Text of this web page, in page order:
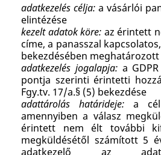
adatkezelés célja: a vásárlói
elintézése
kezelt adatok köre: az érintett
címe, a panasszal
bekezdésében
adatkezelés jogalapja:a
pontja szerinti érintetti
Fgy.tv. 17/a.§ (5) bekezdése
adattárolás határideje: a cél
amennyiben a válasz
érintett nem élt további
megküldésétől számított 5
adatkezelő az